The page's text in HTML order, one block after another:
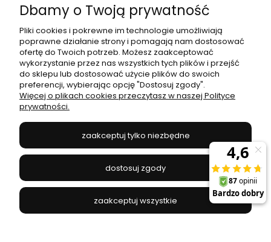
Moje konto
Płatności i dostawa
Informacje
JANEX
669-050-03-43
504 545 749//E-mail:sklep@janexmarket.pl
Dbamy o Twoją prywatność
Pliki cookies i pokrewne im technologie umożliwiają
poprawne działanie strony i pomagają nam dostosować
ofertę do Twoich potrzeb. Możesz zaakceptować
wykorzystanie przez nas wszystkich tych plików i przejść
do sklepu lub dostosować użycie plików do swoich
preferencji, wybierając opcję "Dostosuj zgody".
Więcej o plikach cookies przeczytasz w naszej Polityce
prywatności.
zaakceptuj tylko niezbędne
dostosuj zgody
zaakceptuj wszystkie